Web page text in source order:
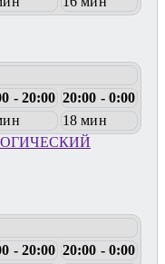
- 20:00 20:00 - 0:00
18 мин
- 20:00 20:00 - 0:00